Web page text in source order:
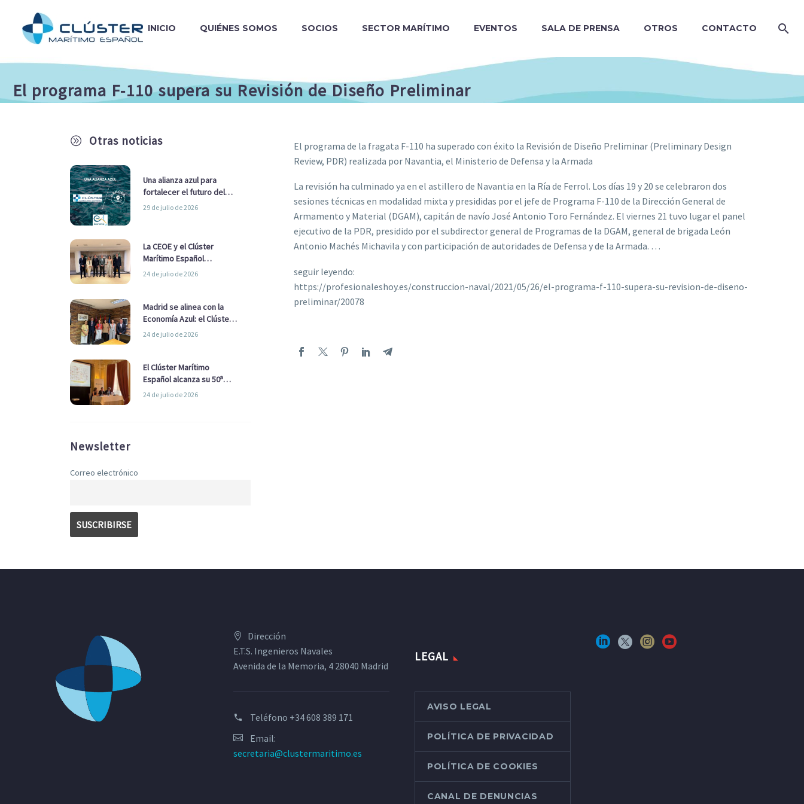
INICIO QUIÉNES SOMOS SOCIOS SECTOR MARÍTIMO EVENTOS SALA DE PRENSA OTROS CONTACTO
El programa F-110 supera su Revisión de Diseño Preliminar
A Otras noticias
Una alianza azul para
fortalecer el futuro del
sector marítimo
29 de julio de 2026
La CEOE y el Clúster
Marítimo Español
refuerzan su alianza para
24 de julio de 2026
Madrid se alinea con la
Economía Azul: el Clúster
Marítimo Español y la Real
Ayuntamiento
24 de julio de 2026
El Clúster Marítimo
Español alcanza su 50ª
Asamblea reafirmando su
24 de julio de 2026
Newsletter
Correo electrónico
El programa de la fragata F-110 ha superado con éxito la Revisión de Diseño Preliminar (Preliminary Design
Review, PDR) realizada por Navantia, el Ministerio de Defensa y la Armada
La revisión ha culminado ya en el astillero de Navantia en la Ría de Ferrol. Los días 19 y 20 se celebraron dos
sesiones técnicas en modalidad mixta y presididas por el jefe de Programa F-110 de la Dirección General de
Armamento y Material (DGAM), capitán de navío José Antonio Toro Fernández. El viernes 21 tuvo lugar el panel
ejecutivo de la PDR, presidido por el subdirector general de Programas de la DGAM, general de brigada León
Antonio Machés Michavila y con participación de autoridades de Defensa y de la Armada. …
seguir leyendo:
https://profesionaleshoy.es/construccion-naval/2021/05/26/el-programa-f-110-supera-su-revision-de-diseno-
preliminar/20078
Dirección
E.T.S. Ingenieros Navales
Avenida de la Memoria, 4 28040 Madrid
Teléfono +34 608 389 171
Email:
secretaria@clustermaritimo.es
LEGAL
AVISO LEGAL
POLÍTICA DE PRIVACIDAD
POLÍTICA DE COOKIES
CANAL DE DENUNCIAS